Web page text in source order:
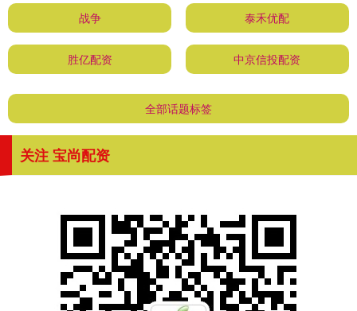
战争 泰禾优配
胜亿配资 中京信投配资
全部话题标签
关注 宝尚配资